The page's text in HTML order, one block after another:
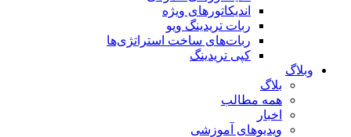
اندیکاتورهای ویژه
ربات تریدینگ ویو
ربات‌های ساخت استراتژی‌ها
کپی تریدینگ
وبلاگ
بلاگ
همه مطالب
اخبار
ویدیوهای آموزشی